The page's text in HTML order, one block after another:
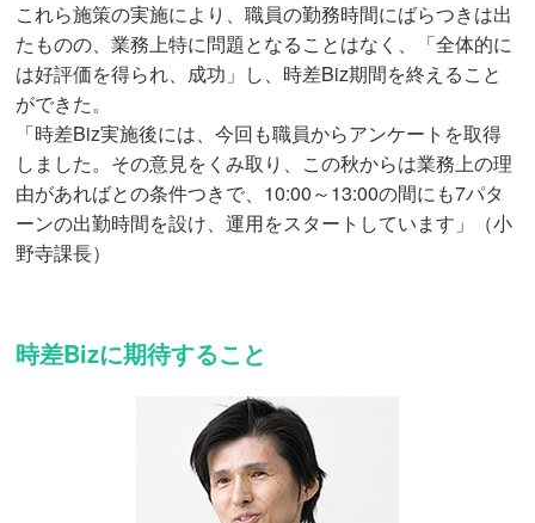
これら施策の実施により、職員の勤務時間にばらつきは出
たものの、業務上特に問題となることはなく、「全体的に
は好評価を得られ、成功」し、時差Biz期間を終えること
ができた。
「時差Biz実施後には、今回も職員からアンケートを取得
しました。その意見をくみ取り、この秋からは業務上の理
由があればとの条件つきで、10:00～13:00の間にも7パタ
ーンの出勤時間を設け、運用をスタートしています」（小
野寺課長）
時差Bizに期待すること